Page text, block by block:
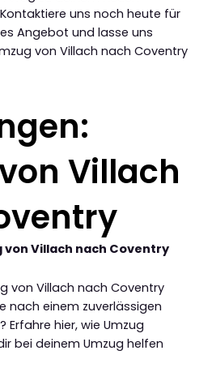
uns noch heute für
Angebot und lasse uns
von Villach nach Coventry
Villach
von Villach nach Coventry
von Villach nach Coventry
nach einem zuverlässigen
Erfahre hier, wie Umzug
bei deinem Umzug helfen